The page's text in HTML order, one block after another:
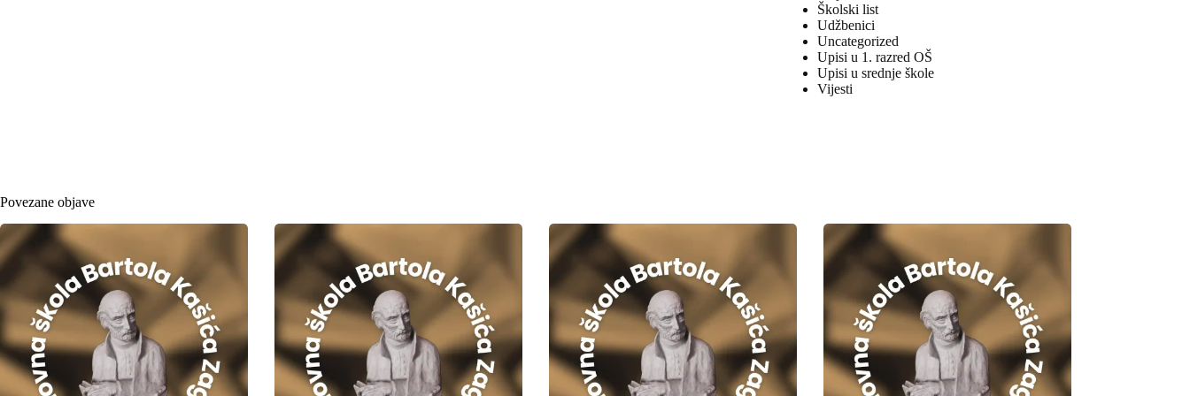
Školski list
Udžbenici
Uncategorized
Upisi u 1. razred OŠ
Upisi u srednje škole
Vijesti
Povezane objave